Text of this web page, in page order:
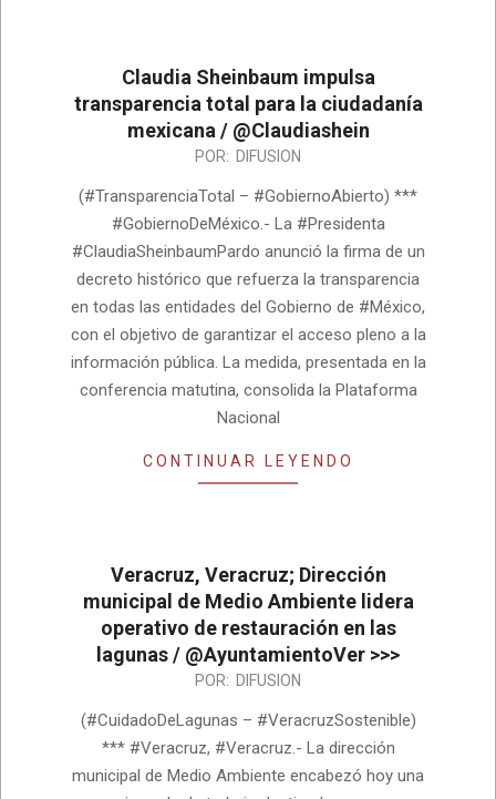
Claudia Sheinbaum impulsa
transparencia total para la ciudadanía
mexicana / @Claudiashein
08-
POR: DIFUSION
(#TransparenciaTotal – #GobiernoAbierto) ***
#GobiernoDeMéxico.- La #Presidenta
#ClaudiaSheinbaumPardo anunció la firma de un
decreto histórico que refuerza la transparencia
en todas las entidades del Gobierno de #México,
con el objetivo de garantizar el acceso pleno a la
información pública. La medida, presentada en la
conferencia matutina, consolida la Plataforma
Nacional
CONTINUAR LEYENDO
Veracruz, Veracruz; Dirección
municipal de Medio Ambiente lidera
operativo de restauración en las
lagunas / @AyuntamientoVer >>>
08-
POR: DIFUSION
(#CuidadoDeLagunas – #VeracruzSostenible)
*** #Veracruz, #Veracruz.- La dirección
municipal de Medio Ambiente encabezó hoy una